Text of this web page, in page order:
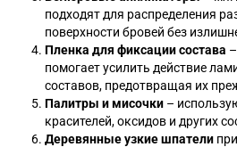
подходят для распределения
поверхности бровей без
Пленка для фиксации состава
помогает усилить действие
составов, предотвращая их
Палитры и мисочки –
красителей, оксидов и других
Деревянные узкие шпатели